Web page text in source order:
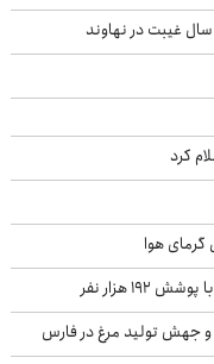
کرد
هوا
هزار نفر